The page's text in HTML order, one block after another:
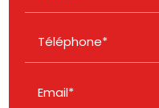
Téléphone*
Email*